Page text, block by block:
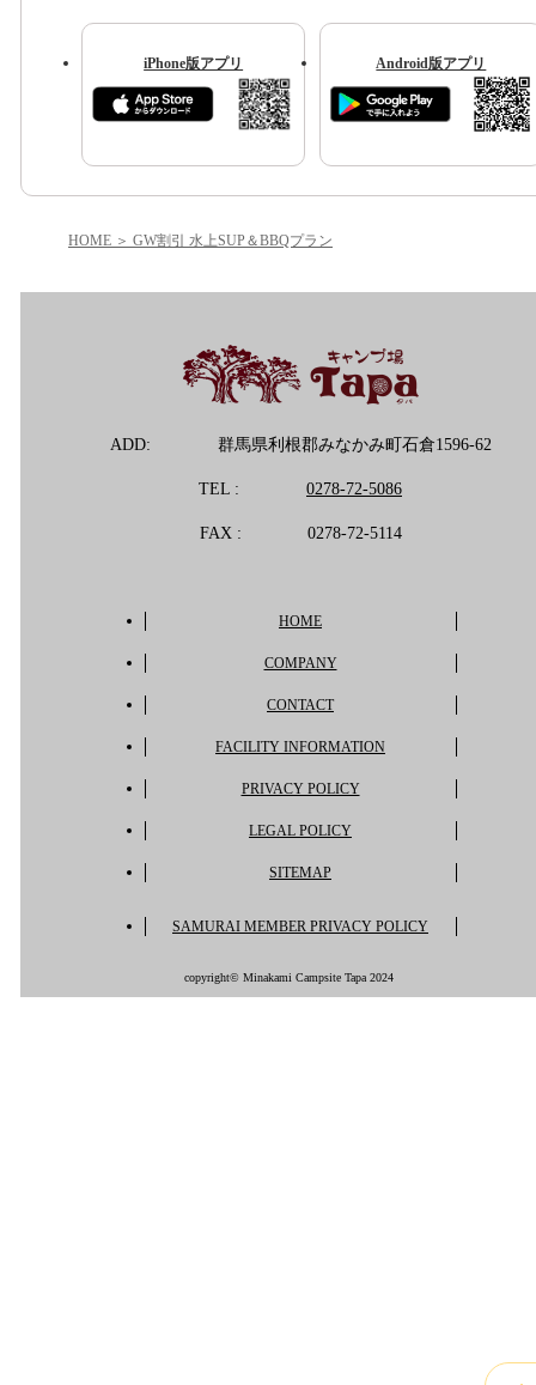
iPhone版アプリ Android版アプリ
HOME GW割引 水上SUP＆BBQプラン
ADD: 群馬県利根郡みなかみ町石倉1596-62
TEL : 0278-72-5086
FAX : 0278-72-5114
HOME
COMPANY
CONTACT
FACILITY INFORMATION
PRIVACY POLICY
LEGAL POLICY
SITEMAP
SAMURAI MEMBER PRIVACY POLICY
copyright© Minakami Campsite Tapa 2024